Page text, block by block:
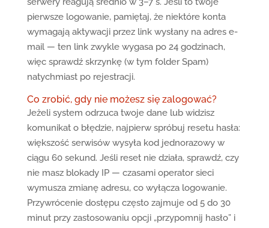
pierwsze logowanie, pamiętaj, że niektóre konta
wymagają aktywacji przez link wysłany na adres e-
mail — ten link zwykle wygasa po 24 godzinach,
więc sprawdź skrzynkę (w tym folder Spam)
natychmiast po rejestracji.
Co zrobić, gdy nie możesz się zalogować?
Jeżeli system odrzuca twoje dane lub widzisz
komunikat o błędzie, najpierw spróbuj resetu hasła:
większość serwisów wysyła kod jednorazowy w
ciągu 60 sekund. Jeśli reset nie działa, sprawdź, czy
nie masz blokady IP — czasami operator sieci
wymusza zmianę adresu, co wyłącza logowanie.
Przywrócenie dostępu często zajmuje od 5 do 30
minut przy zastosowaniu opcji „przypomnij hasło” i